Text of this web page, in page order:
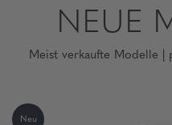
NEUE
Meist verkaufte Modelle |
Neu